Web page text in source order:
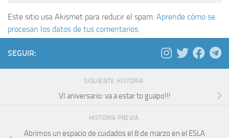
Este sitio usa Akismet para reducir el spam. Aprende cómo se
procesan los datos de tus comentarios.
SEGUIR:
SIGUIENTE HISTORIA
VI aniversario: va a estar to guapo!!!
HISTORIA PREVIA
Abrimos un espacio de cuidados el 8 de marzo en el ESLA